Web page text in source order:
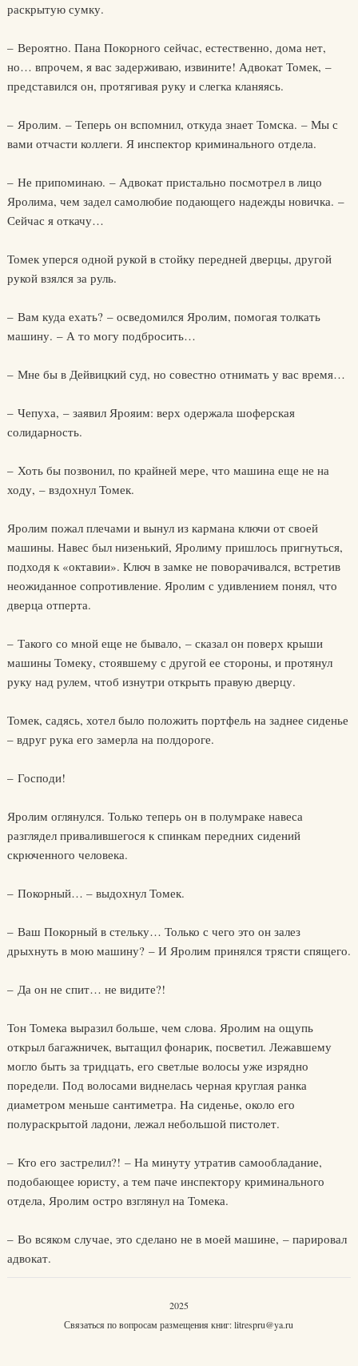
раскрытую сумку.
– Вероятно. Пана Покорного сейчас, естественно, дома нет,
но… впрочем, я вас задерживаю, извините! Адвокат Томек, –
представился он, протягивая руку и слегка кланяясь.
– Яролим. – Теперь он вспомнил, откуда знает Томска. – Мы с
вами отчасти коллеги. Я инспектор криминального отдела.
– Не припоминаю. – Адвокат пристально посмотрел в лицо
Яролима, чем задел самолюбие подающего надежды новичка. –
Сейчас я откачу…
Томек уперся одной рукой в стойку передней дверцы, другой
рукой взялся за руль.
– Вам куда ехать? – осведомился Яролим, помогая толкать
машину. – А то могу подбросить…
– Мне бы в Дейвицкий суд, но совестно отнимать у вас время…
– Чепуха, – заявил Ярояим: верх одержала шоферская
солидарность.
– Хоть бы позвонил, по крайней мере, что машина еще не на
ходу, – вздохнул Томек.
Яролим пожал плечами и вынул из кармана ключи от своей
машины. Навес был низенький, Яролиму пришлось пригнуться,
подходя к «октавии». Ключ в замке не поворачивался, встретив
неожиданное сопротивление. Яролим с удивлением понял, что
дверца отперта.
– Такого со мной еще не бывало, – сказал он поверх крыши
машины Томеку, стоявшему с другой ее стороны, и протянул
руку над рулем, чтоб изнутри открыть правую дверцу.
Томек, садясь, хотел было положить портфель на заднее сиденье
– вдруг рука его замерла на полдороге.
– Господи!
Яролим оглянулся. Только теперь он в полумраке навеса
разглядел привалившегося к спинкам передних сидений
скрюченного человека.
– Покорный… – выдохнул Томек.
– Ваш Покорный в стельку… Только с чего это он залез
дрыхнуть в мою машину? – И Яролим принялся трясти спящего.
– Да он не спит… не видите?!
Тон Томека выразил больше, чем слова. Яролим на ощупь
открыл багажничек, вытащил фонарик, посветил. Лежавшему
могло быть за тридцать, его светлые волосы уже изрядно
поредели. Под волосами виднелась черная круглая ранка
диаметром меньше сантиметра. На сиденье, около его
полураскрытой ладони, лежал небольшой пистолет.
– Кто его застрелил?! – На минуту утратив самообладание,
подобающее юристу, а тем паче инспектору криминального
отдела, Яролим остро взглянул на Томека.
– Во всяком случае, это сделано не в моей машине, – парировал
адвокат.
2025
Связаться по вопросам размещения книг:litrespru@ya.ru